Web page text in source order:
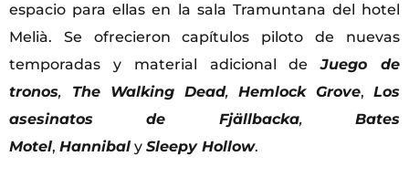
espacio para ellas en la sala Tramuntana del hotel
Melià. Se ofrecieron capítulos piloto de nuevas
temporadas y material adicional deJuego de
tronos, The Walking Dead, Hemlock Grove, Los
asesinatos de Fjällbacka,
Bates
Motel, Hannibal y Sleepy Hollow.